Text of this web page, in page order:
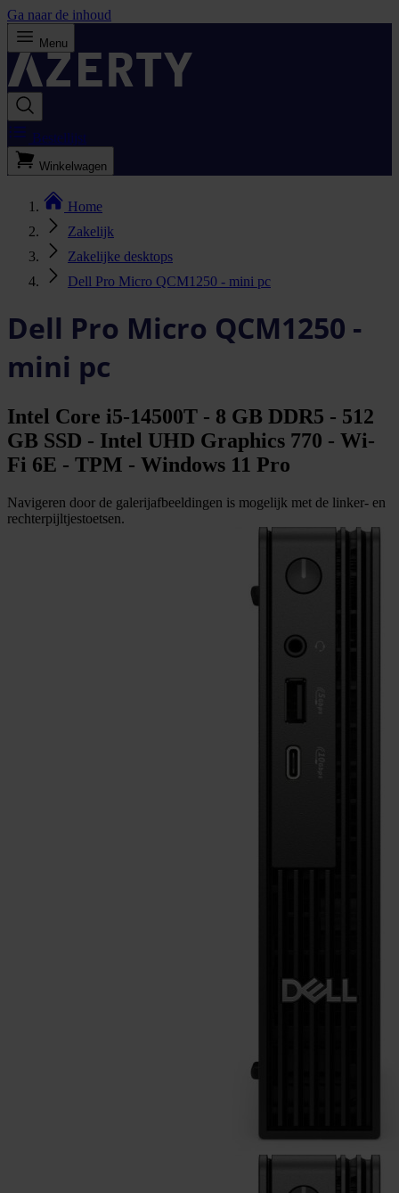
Ga naar de inhoud
Menu
Bestellijst
Winkelwagen
Home
Zakelijk
Zakelijke desktops
Dell Pro Micro QCM1250 - mini pc
Dell Pro Micro QCM1250 -
mini pc
Intel Core i5-14500T - 8 GB DDR5 - 512
GB SSD - Intel UHD Graphics 770 - Wi-
Fi 6E - TPM - Windows 11 Pro
Navigeren door de galerijafbeeldingen is mogelijk met de linker- en
rechterpijltjestoetsen.